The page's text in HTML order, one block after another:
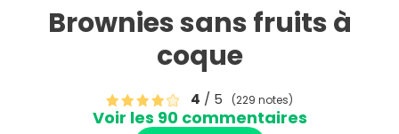
Brownies sans fruits à
coque
4 / 5 (229 notes)
Voir les 90 commentaires